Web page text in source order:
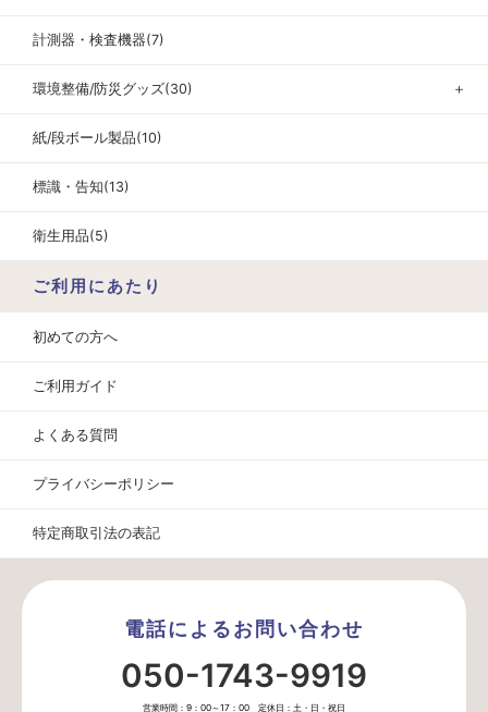
計測器・検査機器(7)
環境整備/防災グッズ(30) ＋
紙/段ボール製品(10)
標識・告知(13)
衛生用品(5)
ご利用にあたり
初めての方へ
ご利用ガイド
よくある質問
プライバシーポリシー
特定商取引法の表記
電話によるお問い合わせ
050-1743-9919
営業時間：9：00～17：00 定休日：土・日・祝日